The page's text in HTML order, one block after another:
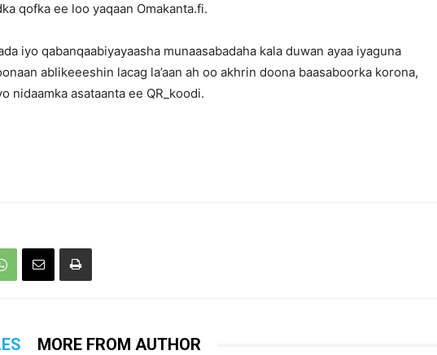
qofka ee loo yaqaan Omakanta.fi.
iyo qabanqaabiyayaasha munaasabadaha kala duwan ayaa iyaguna
ablikeeeshin lacag la’aan ah oo akhrin doona baasaboorka korona,
nidaamka asataanta ee QR_koodi.
MORE FROM AUTHOR